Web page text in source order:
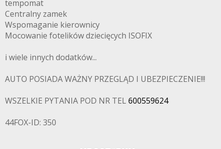
tempomat
Centralny zamek
Wspomaganie kierownicy
Mocowanie fotelików dziecięcych ISOFIX
i wiele innych dodatków...
AUTO POSIADA WAŻNY PRZEGLĄD I UBEZPIECZENIE!!!
WSZELKIE PYTANIA POD NR TEL 600559624
44FOX-ID: 350